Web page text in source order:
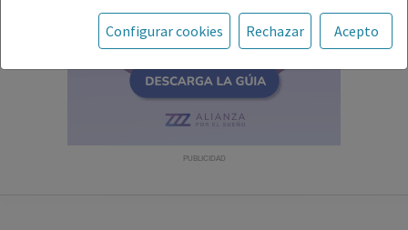
referida a productos del mercado español y, por
tanto, dirigida a profesionales sanitarios legalmente
facultados para prescribir o dispensar medicamentos
con ejercicio profesional. La información técnica de los
fármacos se facilita a título meramente informativo,
Configurar cookies Rechazar Acepto
PUBLICIDAD